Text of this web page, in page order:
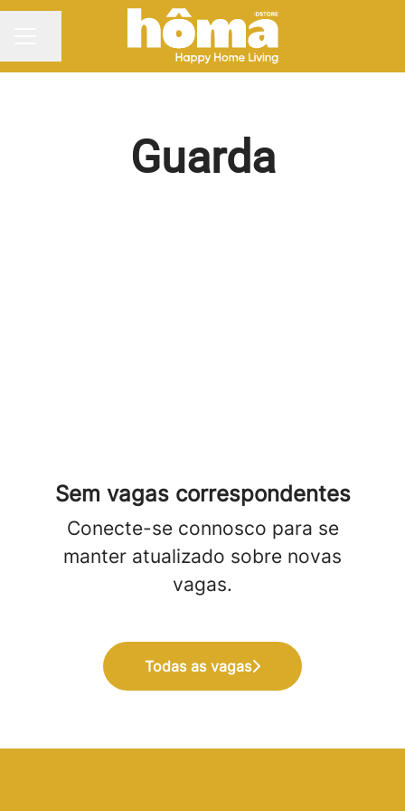
MENU DE CARREIRAS
Partilhar página
Guarda
Sem vagas correspondentes
Conecte-se connosco para se
manter atualizado sobre novas
vagas.
Todas as vagas